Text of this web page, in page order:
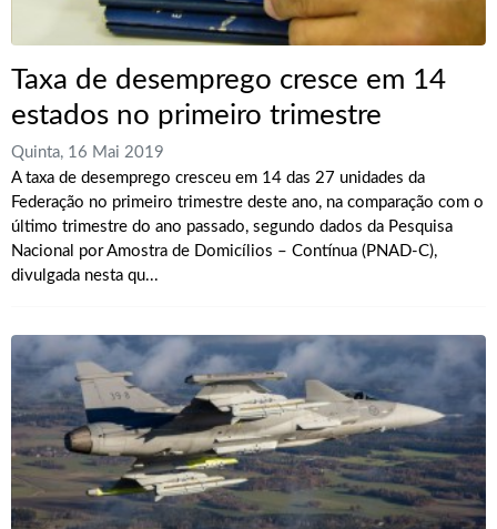
Taxa de desemprego cresce em 14
estados no primeiro trimestre
Quinta, 16 Mai 2019
A taxa de desemprego cresceu em 14 das 27 unidades da
Federação no primeiro trimestre deste ano, na comparação com o
último trimestre do ano passado, segundo dados da Pesquisa
Nacional por Amostra de Domicílios – Contínua (PNAD-C),
divulgada nesta qu...